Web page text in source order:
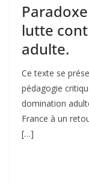
lutte
adulte.
Ce texte se
pédagogie
domination
France à un
[…]